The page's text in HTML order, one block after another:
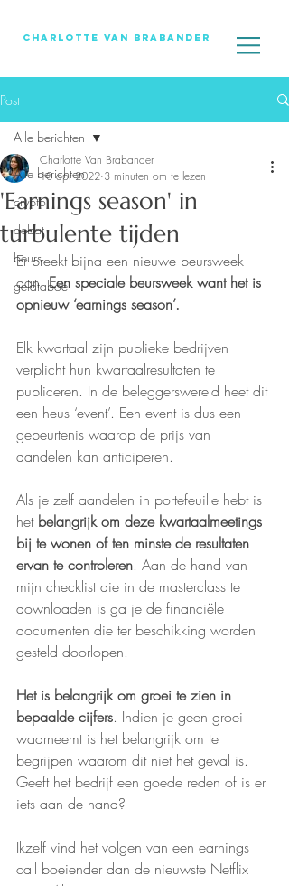
Charlotte Van Brabander
Post
Alle berichten
crypto
debat
beurs
geldtaboe
Alle berichten
'Earnings season' in
turbulente tijden
Charlotte Van Brabander
10 apr 2022 3 minuten om te lezen
Er breekt bijna een nieuwe beursweek
aan. Een speciale beursweek want het is
opnieuw ‘earnings season’.
Elk kwartaal zijn publieke bedrijven
verplicht hun kwartaalresultaten te
publiceren. In de beleggerswereld heet dit
een heus ‘event’. Een event is dus een
gebeurtenis waarop de prijs van
aandelen kan anticiperen.
Als je zelf aandelen in portefeuille hebt is
het belangrijk om deze kwartaalmeetings
bij te wonen of ten minste de resultaten
ervan te controleren. Aan de hand van
mijn checklist die in de masterclass te
downloaden is ga je de financiële
documenten die ter beschikking worden
gesteld doorlopen.
Het is belangrijk om groei te zien in
bepaalde cijfers. Indien je geen groei
waarneemt is het belangrijk om te
begrijpen waarom dit niet het geval is.
Geeft het bedrijf een goede reden of is er
iets aan de hand?
Ikzelf vind het volgen van een earnings
call boeiender dan de nieuwste Netflix